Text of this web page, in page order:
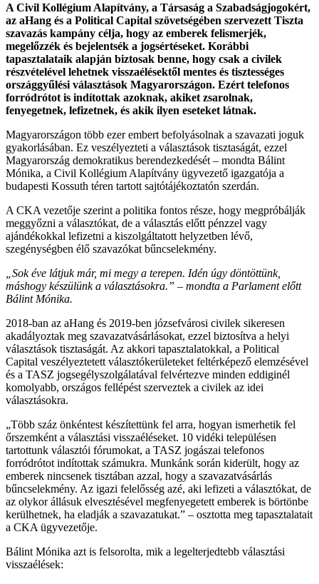
A Civil Kollégium Alapítvány, a Társaság a Szabadságjogokért,
az aHang és a Political Capital szövetségében szervezett Tiszta
szavazás kampány célja, hogy az emberek felismerjék,
megelőzzék és bejelentsék a jogsértéseket. Korábbi
tapasztalataik alapján biztosak benne, hogy csak a civilek
részvételével lehetnek visszaélésektől mentes és tisztességes
országgyűlési választások Magyarországon. Ezért telefonos
forródrótot is indítottak azoknak, akiket zsarolnak,
fenyegetnek, lefizetnek, és akik ilyen eseteket látnak.
Magyarországon több ezer embert befolyásolnak a szavazati joguk
gyakorlásában. Ez veszélyezteti a választások tisztaságát, ezzel
Magyarország demokratikus berendezkedését – mondta Bálint
Mónika, a Civil Kollégium Alapítvány ügyvezető igazgatója a
budapesti Kossuth téren tartott sajtótájékoztatón szerdán.
A CKA vezetője szerint a politika fontos része, hogy megpróbálják
meggyőzni a választókat, de a választás előtt pénzzel vagy
ajándékokkal lefizetni a kiszolgáltatott helyzetben lévő,
szegénységben élő szavazókat bűncselekmény.
„Sok éve látjuk már, mi megy a terepen. Idén úgy döntöttünk,
máshogy készülünk a választásokra.” – mondta a Parlament előtt
Bálint Mónika.
2018-ban az aHang és 2019-ben józsefvárosi civilek sikeresen
akadályoztak meg szavazatvásárlásokat, ezzel biztosítva a helyi
választások tisztaságát. Az akkori tapasztalatokkal, a Political
Capital veszélyeztetett választókerületeket feltérképező elemzésével
és a TASZ jogsegélyszolgálatával felvértezve minden eddiginél
komolyabb, országos fellépést szerveztek a civilek az idei
választásokra.
„Több száz önkéntest készítettünk fel arra, hogyan ismerhetik fel
őrszemként a választási visszaéléseket. 10 vidéki településen
tartottunk választói fórumokat, a TASZ jogászai telefonos
forródrótot indítottak számukra. Munkánk során kiderült, hogy az
emberek nincsenek tisztában azzal, hogy a szavazatvásárlás
bűncselekmény. Az igazi felelősség azé, aki lefizeti a választókat, de
az olykor állásuk elvesztésével megfenyegetett emberek is börtönbe
kerülhetnek, ha eladják a szavazatukat.” – osztotta meg tapasztalatait
a CKA ügyvezetője.
Bálint Mónika azt is felsorolta, mik a legelterjedtebb választási
visszaélések: